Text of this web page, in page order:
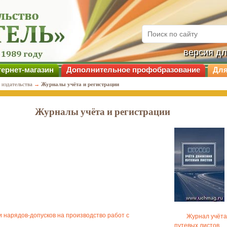
Журналы учёта и регистрации
допусков на производство работ с
Журнал
путевых листов
версия
магазин Дополнительное профобразование
→ Журналы учёта и регистрации